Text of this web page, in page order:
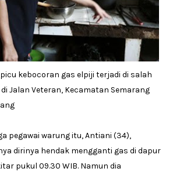
kebocoran gas elpiji terjadi di salah
Jalan Veteran, Kecamatan Semarang
pegawai warung itu, Antiani (34),
dirinya hendak mengganti gas di dapur
pukul 09.30 WIB. Namun dia